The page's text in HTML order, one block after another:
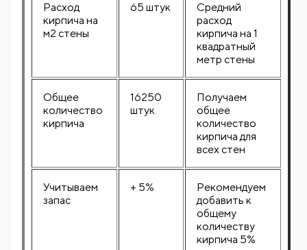
Расход
кирпича на
м2 стены
65 штук
Средний
расход
кирпича на 1
квадратный
метр стены
Общее
количество
кирпича
16250
штук
Получаем
общее
количество
кирпича для
всех стен
Учитываем
запас
+ 5%
Рекомендуем
добавить к
общему
количеству
кирпича 5%